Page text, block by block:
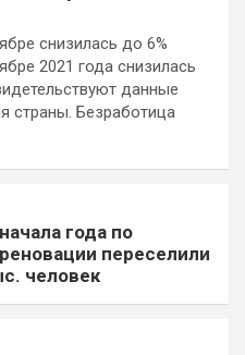
снизилась до 6%
2021 года снизилась
данные
страны. Безработица
года по
переселили
человек